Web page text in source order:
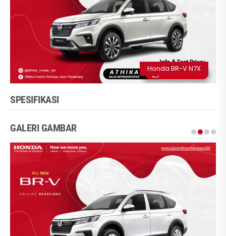
Honda BR-V N7X
SPESIFIKASI
GALERI GAMBAR